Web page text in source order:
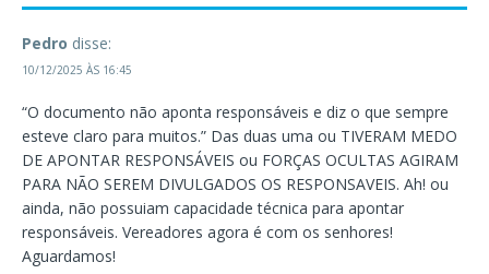
Pedro disse:
10/12/2025 ÀS 16:45
“O documento não aponta responsáveis e diz o que sempre
esteve claro para muitos.” Das duas uma ou TIVERAM MEDO
DE APONTAR RESPONSÁVEIS ou FORÇAS OCULTAS AGIRAM
PARA NÃO SEREM DIVULGADOS OS RESPONSAVEIS. Ah! ou
ainda, não possuiam capacidade técnica para apontar
responsáveis. Vereadores agora é com os senhores!
Aguardamos!